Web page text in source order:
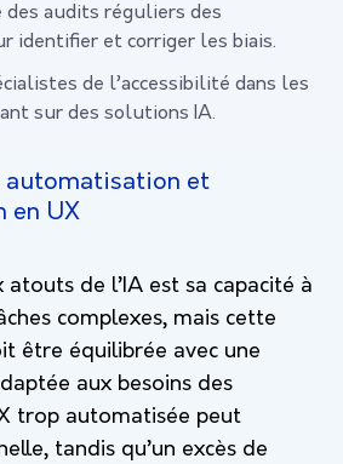
audits réguliers des
identifier et corriger les biais.
de l’accessibilité dans les
sur des solutions IA.
automatisation et
en UX
atouts de l’IA est sa capacité à
complexes, mais cette
être équilibrée avec une
aux besoins des
trop automatisée peut
tandis qu’un excès de